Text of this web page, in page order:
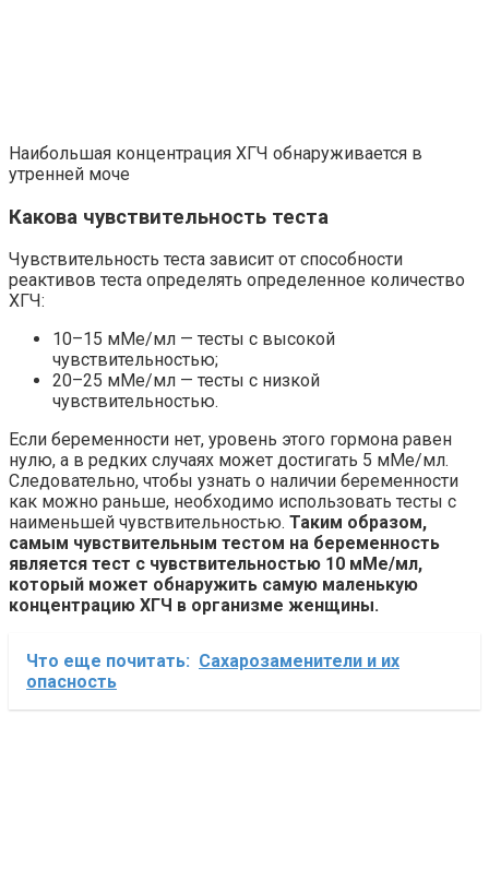
Наибольшая концентрация ХГЧ обнаруживается в
утренней моче
Какова чувствительность теста
Чувствительность теста зависит от способности
реактивов теста определять определенное количество
ХГЧ:
10–15 мМе/мл — тесты с высокой
чувствительностью;
20–25 мМе/мл — тесты с низкой
чувствительностью.
Если беременности нет, уровень этого гормона равен
нулю, а в редких случаях может достигать 5 мМе/мл.
Следовательно, чтобы узнать о наличии беременности
как можно раньше, необходимо использовать тесты с
наименьшей чувствительностью. Таким образом,
самым чувствительным тестом на беременность
является тест с чувствительностью 10 мМе/мл,
который может обнаружить самую маленькую
концентрацию ХГЧ в организме женщины.
Что еще почитать: Сахарозаменители и их
опасность